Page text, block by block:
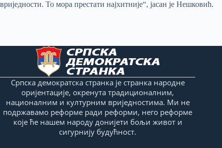
вриједности. То мора престати најхитније“, јасан је Нешковић.
Српска демократска странка је странка народне
оријентације, окренута традиционалним,
националним и културним вриједностима. Ми не
подржавамо реформе ради реформи, него реформе
које ће нашем народу донијети бољи живот и
сигурнију будућност.